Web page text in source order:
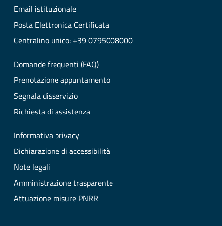
Email istituzionale
Posta Elettronica Certificata
Centralino unico: +39 0795008000
Domande frequenti (FAQ)
Prenotazione appuntamento
Segnala disservizio
Richiesta di assistenza
Informativa privacy
Dichiarazione di accessibilità
Note legali
Amministrazione trasparente
Attuazione misure PNRR